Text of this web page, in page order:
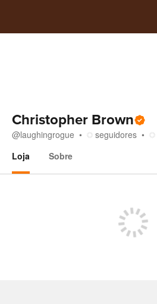
Christopher Brown
@laughingrogue seguidores
Loja
Sobre